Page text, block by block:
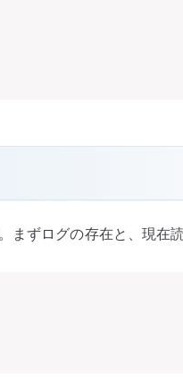
まずログの存在と、現在